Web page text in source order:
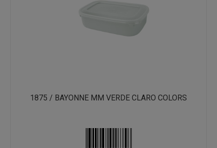
1875 / BAYONNE MM VERDE CLARO COLORS